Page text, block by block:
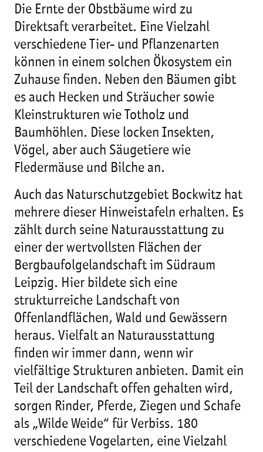
Die Ernte der Obstbäume wird zu
Direktsaft verarbeitet. Eine Vielzahl
verschiedene Tier- und Pflanzenarten
können in einem solchen Ökosystem ein
Zuhause finden. Neben den Bäumen gibt
es auch Hecken und Sträucher sowie
Kleinstrukturen wie Totholz und
Baumhöhlen. Diese locken Insekten,
Vögel, aber auch Säugetiere wie
Fledermäuse und Bilche an.
Auch das Naturschutzgebiet Bockwitz hat
mehrere dieser Hinweistafeln erhalten. Es
zählt durch seine Naturausstattung zu
einer der wertvollsten Flächen der
Bergbaufolgelandschaft im Südraum
Leipzig. Hier bildete sich eine
strukturreiche Landschaft von
Offenlandflächen, Wald und Gewässern
heraus. Vielfalt an Naturausstattung
finden wir immer dann, wenn wir
vielfältige Strukturen anbieten. Damit ein
Teil der Landschaft offen gehalten wird,
sorgen Rinder, Pferde, Ziegen und Schafe
als „Wilde Weide“ für Verbiss. 180
verschiedene Vogelarten, eine Vielzahl